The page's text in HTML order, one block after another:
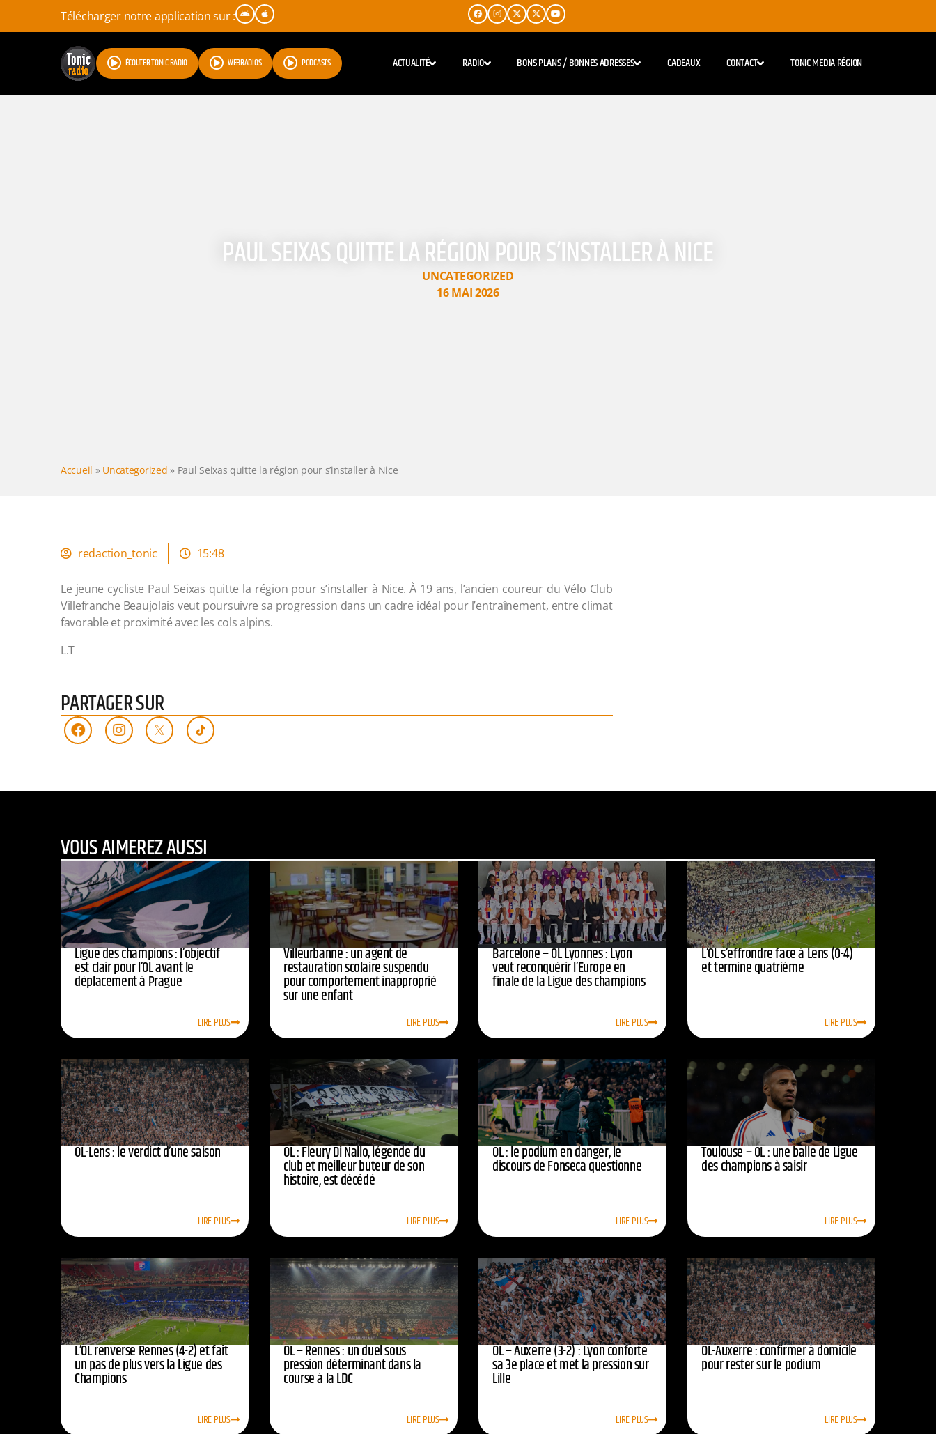
Télécharger notre application sur :
ÉCOUTER TONIC RADIO WEBRADIOS PODCASTS ACTUALITÉ RADIO BONS PLANS / BONNES ADRESSES CADEAUX CONTACT TONIC MEDIA RÉGION
PAUL SEIXAS QUITTE LA RÉGION POUR S’INSTALLER À NICE
UNCATEGORIZED
16 MAI 2026
Accueil » Uncategorized » Paul Seixas quitte la région pour s’installer à Nice
redaction_tonic 15:48
Le jeune cycliste Paul Seixas quitte la région pour s’installer à Nice. À 19 ans, l’ancien coureur du Vélo Club
Villefranche Beaujolais veut poursuivre sa progression dans un cadre idéal pour l’entraînement, entre climat
favorable et proximité avec les cols alpins.
L.T
PARTAGER SUR
VOUS AIMEREZ AUSSI
Ligue des champions : l’objectif
est clair pour l’OL avant le
déplacement à Prague
LIRE PLUS
Villeurbanne : un agent de
restauration scolaire suspendu
pour comportement inapproprié
sur une enfant
LIRE PLUS
Barcelone – OL Lyonnes : Lyon
veut reconquérir l’Europe en
finale de la Ligue des champions
LIRE PLUS
L’OL s’effrondre face à Lens (0-4)
et termine quatrième
LIRE PLUS
OL-Lens : le verdict d’une saison
LIRE PLUS
OL : Fleury Di Nallo, légende du
club et meilleur buteur de son
histoire, est décédé
LIRE PLUS
OL : le podium en danger, le
discours de Fonseca questionne
LIRE PLUS
Toulouse – OL : une balle de Ligue
des champions à saisir
LIRE PLUS
L’OL renverse Rennes (4-2) et fait
un pas de plus vers la Ligue des
Champions
LIRE PLUS
OL – Rennes : un duel sous
pression déterminant dans la
course à la LDC
LIRE PLUS
OL – Auxerre (3-2) : Lyon conforte
sa 3e place et met la pression sur
Lille
LIRE PLUS
OL-Auxerre : confirmer à domicile
pour rester sur le podium
LIRE PLUS